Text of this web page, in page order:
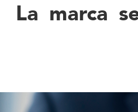
La marca